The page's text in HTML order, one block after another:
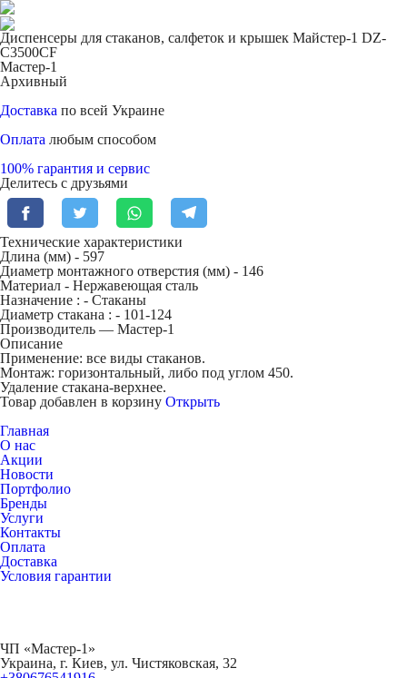
Диспенсеры для стаканов, салфеток и крышек Майстер-1 DZ-
C3500CF
Мастер-1
Архивный
Доставка по всей Украине
Оплата любым способом
100% гарантия и сервис
Делитесь с друзьями
Технические характеристики
Длина (мм) - 597
Диаметр монтажного отверстия (мм) - 146
Материал - Нержавеющая сталь
Назначение : - Стаканы
Диаметр стакана : - 101-124
Производитель — Мастер-1
Описание
Применение: все виды стаканов.
Монтаж: горизонтальный, либо под углом 450.
Удаление стакана-верхнее.
Товар добавлен в корзину Открыть
Главная
О нас
Акции
Новости
Портфолио
Бренды
Услуги
Контакты
Оплата
Доставка
Условия гарантии
ЧП «Мастер-1»
Украина, г. Киев, ул. Чистяковская, 32